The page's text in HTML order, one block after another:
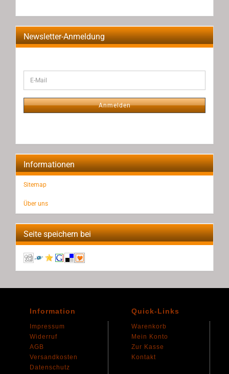
Newsletter-Anmeldung
ZUR
NEWSLETTER-
ANMELDUNG
E-
Mail
Anmelden
Informationen
Sitemap
Über uns
Seite speichern bei
Information
Impressum
Widerruf
AGB
Versandkosten
Datenschutz
Quick-Links
Warenkorb
Mein Konto
Zur Kasse
Kontakt